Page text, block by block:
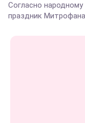
Согласно народному
праздник